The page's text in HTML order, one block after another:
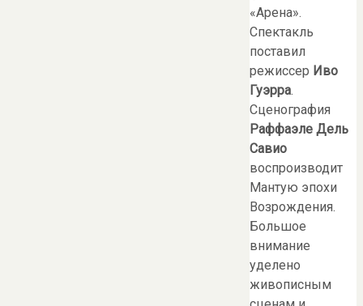
«Арена».
Спектакль
поставил
режиссер Иво
Гуэрра.
Сценография
Раффаэле Дель
Савио
воспроизводит
Мантую эпохи
Возрождения.
Большое
внимание
уделено
живописным